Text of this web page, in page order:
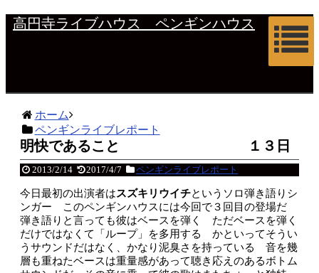
高円寺ライブハウス ペンギンハウス
ホーム
ペンギンライブレポート
明快であること １３日
2013/2/14 2017/4/7 ペンギンライブレポート
今日最初の出演者はスズキリウイチというソロ弾き語りシ
ンガー このペンギンハウスには今回で３回目の登場だ
弾き語りと言っても彼はベースを弾く ただベースを弾く
だけではなくて「ループ」を多用する かといってそうい
うサウンドだはなく、かなり泥臭さを持っている 音を幾
層も重ねたベースは重量感があって聴き応えのあるボトム